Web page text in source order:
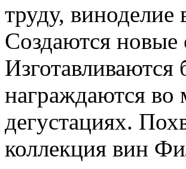
труду, виноделие
Создаются новые
Изготавливаются
награждаются
дегустациях.
коллекция вин